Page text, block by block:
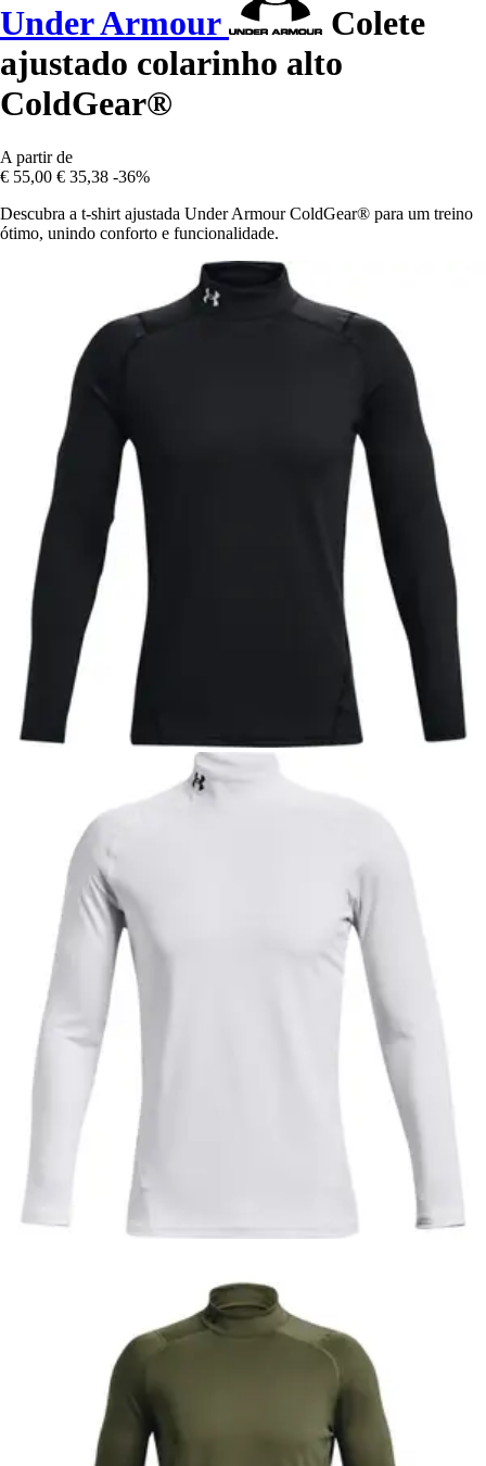
Under Armour
Colete
ajustado colarinho alto
ColdGear®
A partir de
€ 55,00 € 35,38 -36%
Descubra a t-shirt ajustada Under Armour ColdGear® para um treino
ótimo, unindo conforto e funcionalidade.